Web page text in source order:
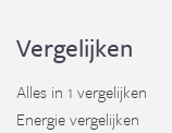
Vergelijken
Alles in 1 vergelijken
Energie vergelijken